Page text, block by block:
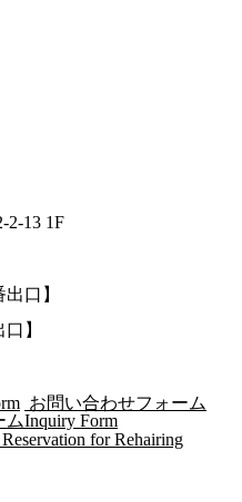
2-13 1F
口】
】
お問い合わせフォーム
ムInquiry Form
Reservation for Rehairing